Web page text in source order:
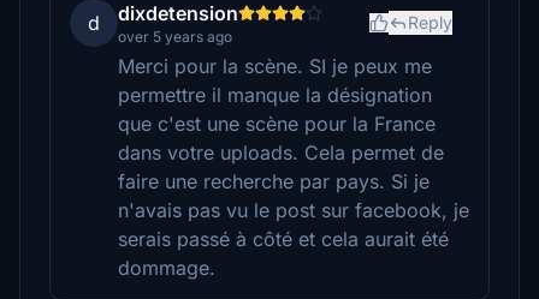
d dixdetension
over 5 years ago
Reply
Merci pour la scène. SI je peux me
permettre il manque la désignation
que c'est une scène pour la France
dans votre uploads. Cela permet de
faire une recherche par pays. Si je
n'avais pas vu le post sur facebook, je
serais passé à côté et cela aurait été
dommage.